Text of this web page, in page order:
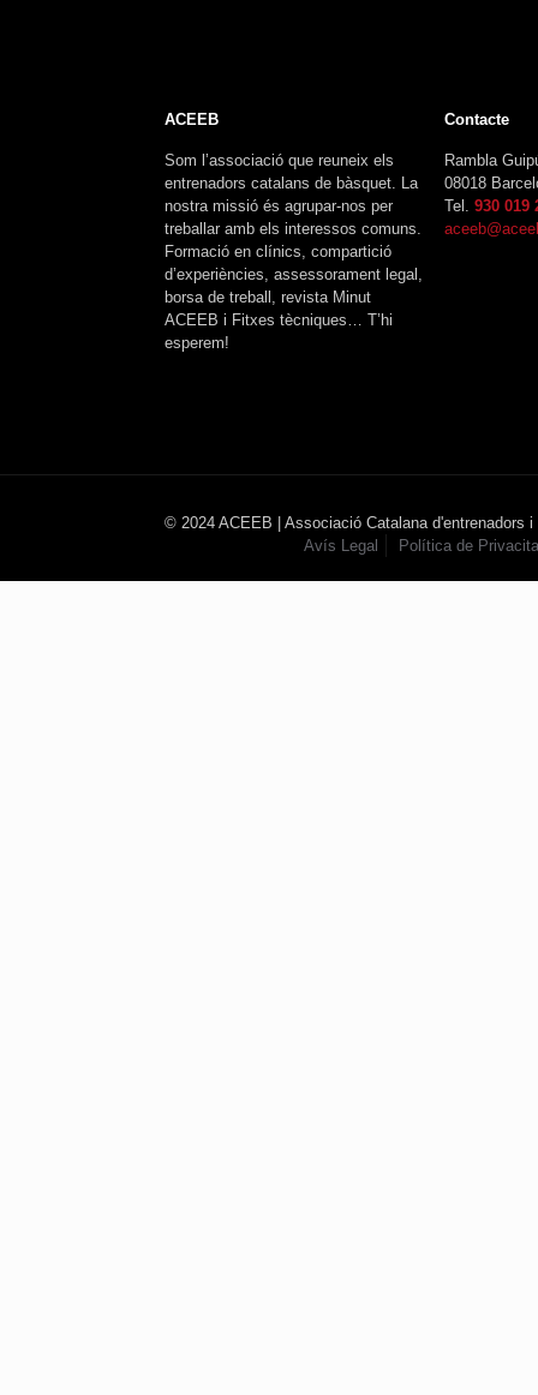
ACEEB
Som l’associació que reuneix els
entrenadors catalans de bàsquet. La
nostra missió és agrupar-nos per
treballar amb els interessos comuns.
Formació en clínics, compartició
d’experiències, assessorament legal,
borsa de treball, revista Minut
ACEEB i Fitxes tècniques… T’hi
esperem!
Contacte
Rambla
08018
Tel.930 019
© 2024 ACEEB | Associació Catalana d'entrenadors
Avís Legal
Política de